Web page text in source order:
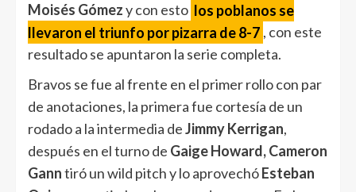
Moisés Gómezy con esto los poblanos se
llevaron el triunfo por pizarra de 8-7 , con este
resultado se apuntaron la serie completa.
Bravos se fue al frente en el primer rollo con par
de anotaciones, la primera fue cortesía de un
rodado a la intermedia deJimmy Kerrigan,
después en el turno de Gaige Howard, Cameron
Ganntiró un wild pitch y lo aprovechóEsteban